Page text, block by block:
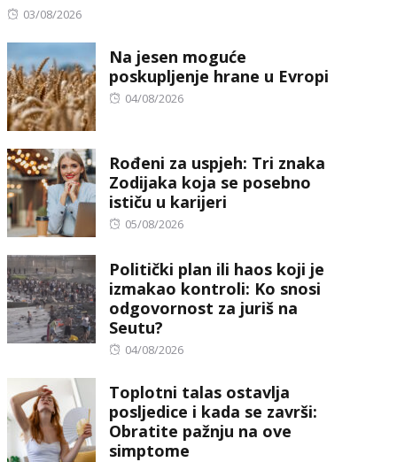
Posted
03/08/2026
Na jesen moguće
poskupljenje hrane u Evropi
Posted
04/08/2026
Rođeni za uspjeh: Tri znaka
Zodijaka koja se posebno
ističu u karijeri
Posted
05/08/2026
Politički plan ili haos koji je
izmakao kontroli: Ko snosi
odgovornost za juriš na
Seutu?
Posted
04/08/2026
Toplotni talas ostavlja
posljedice i kada se završi:
Obratite pažnju na ove
simptome